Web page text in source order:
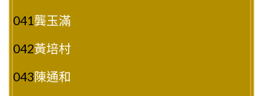
041 龔玉滿
042黃培村
043陳通和